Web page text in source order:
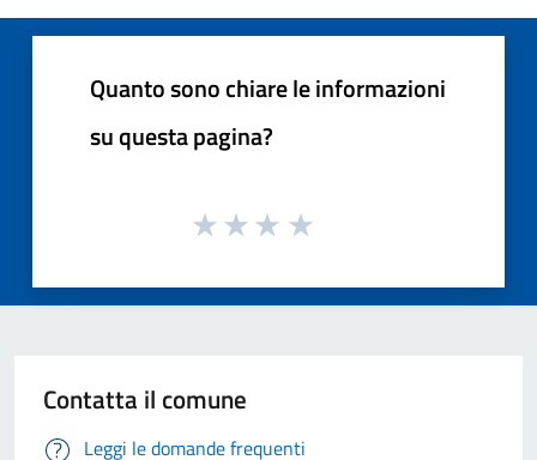
Quanto sono chiare le informazioni
su questa pagina?
Contatta il comune
Leggi le domande frequenti